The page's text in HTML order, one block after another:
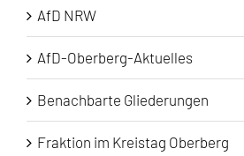
AfD NRW
AfD-Oberberg-Aktuelles
Benachbarte Gliederungen
Fraktion im Kreistag Oberberg